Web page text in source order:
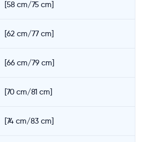
[58 cm/75 cm]
[62 cm/77 cm]
[66 cm/79 cm]
[70 cm/81 cm]
[74 cm/83 cm]